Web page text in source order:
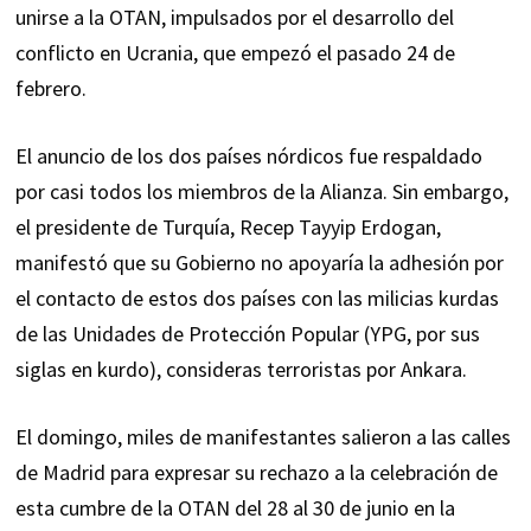
unirse a la OTAN, impulsados por el desarrollo del
conflicto en Ucrania, que empezó el pasado 24 de
febrero.
El anuncio de los dos países nórdicos fue respaldado
por casi todos los miembros de la Alianza. Sin embargo,
el presidente de Turquía, Recep Tayyip Erdogan,
manifestó que su Gobierno no apoyaría la adhesión por
el contacto de estos dos países con las milicias kurdas
de las Unidades de Protección Popular (YPG, por sus
siglas en kurdo), consideras terroristas por Ankara.
El domingo, miles de manifestantes salieron a las calles
de Madrid para expresar su rechazo a la celebración de
esta cumbre de la OTAN del 28 al 30 de junio en la